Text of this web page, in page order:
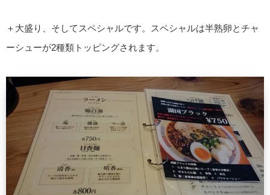
＋大盛り、そしてスペシャルです。スペシャルは半熟卵とチャ
ーシューが2種類トッピングされます。